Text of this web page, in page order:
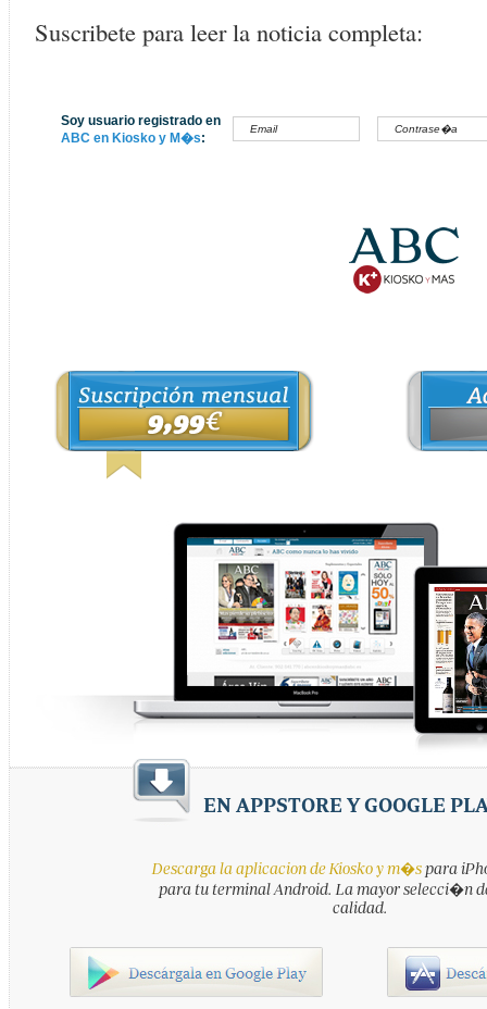
Suscribete para leer la noticia completa:
Soy usuario registrado en
ABC en Kiosko y M�s:
EN APPSTORE Y GOOGLE
Descarga la aplicacion de Kiosko y m�spara
para tu terminal Android. La mayor selecci�n
calidad.